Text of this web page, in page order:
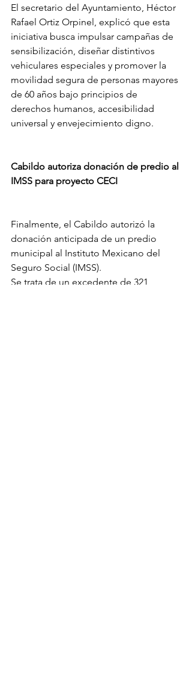
El secretario del Ayuntamiento, Héctor
Rafael Ortiz Orpinel, explicó que esta
iniciativa busca impulsar campañas de
sensibilización, diseñar distintivos
vehiculares especiales y promover la
movilidad segura de personas mayores
de 60 años bajo principios de
derechos humanos, accesibilidad
universal y envejecimiento digno.
Cabildo autoriza donación de predio al
IMSS para proyecto CECI
Finalmente, el Cabildo autorizó la
donación anticipada de un predio
municipal al Instituto Mexicano del
Seguro Social (IMSS).
Se trata de un excedente de 321